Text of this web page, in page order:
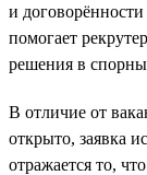
и
помогает
решения в
В отличие от
открыто, заявка
отражается то,